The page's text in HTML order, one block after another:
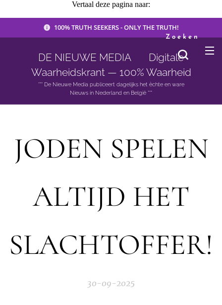
Vertaal deze pagina naar:
100% TRUTH SEEKERS - ONLY THE TRUTH!
DE NIEUWE MEDIA 🟣 Digitale
Waarheidskrant — 100% Waarheid
*** De Nieuwe Media publiceert dagelijks het èchte en ware
Nieuws in Nederland en België ***
Zoeken
JODEN SPELEN
ALTIJD HET
SLACHTOFFER!
30-09-2025